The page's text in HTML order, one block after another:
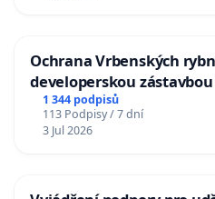
Ochrana Vrbenských
developerskou zástavbou
1 344 podpisů
113 Podpisy / 7 dní
3 Jul 2026